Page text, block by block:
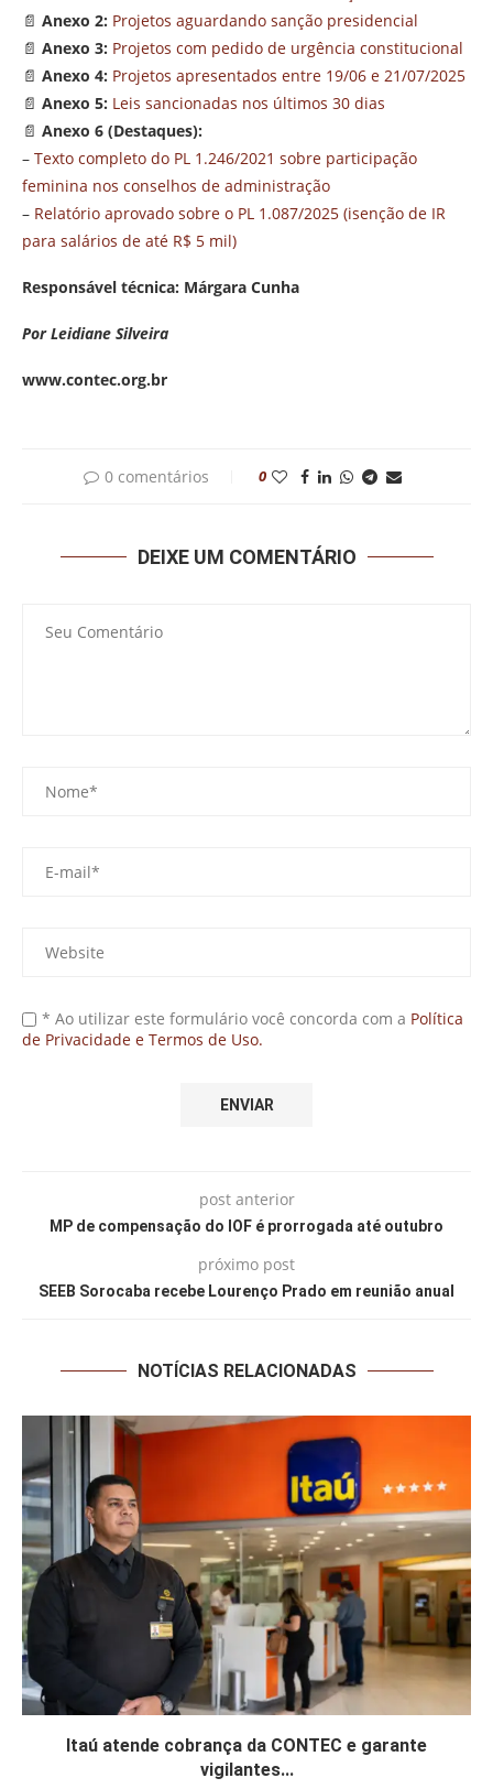
📄 Anexo 2: Projetos aguardando sanção presidencial
📄 Anexo 3: Projetos com pedido de urgência constitucional
📄 Anexo 4: Projetos apresentados entre 19/06 e 21/07/2025
📄 Anexo 5: Leis sancionadas nos últimos 30 dias
📄 Anexo 6 (Destaques):
– Texto completo do PL 1.246/2021 sobre participação
feminina nos conselhos de administração
– Relatório aprovado sobre o PL 1.087/2025 (isenção de IR
para salários de até R$ 5 mil)
Responsável técnica: Márgara Cunha
Por Leidiane Silveira
www.contec.org.br
0 comentários 0
DEIXE UM COMENTÁRIO
* Ao utilizar este formulário você concorda com a Política
de Privacidade e Termos de Uso.
post anterior
MP de compensação do IOF é prorrogada até outubro
próximo post
SEEB Sorocaba recebe Lourenço Prado em reunião anual
NOTÍCIAS RELACIONADAS
Itaú atende cobrança da CONTEC e garante
vigilantes...